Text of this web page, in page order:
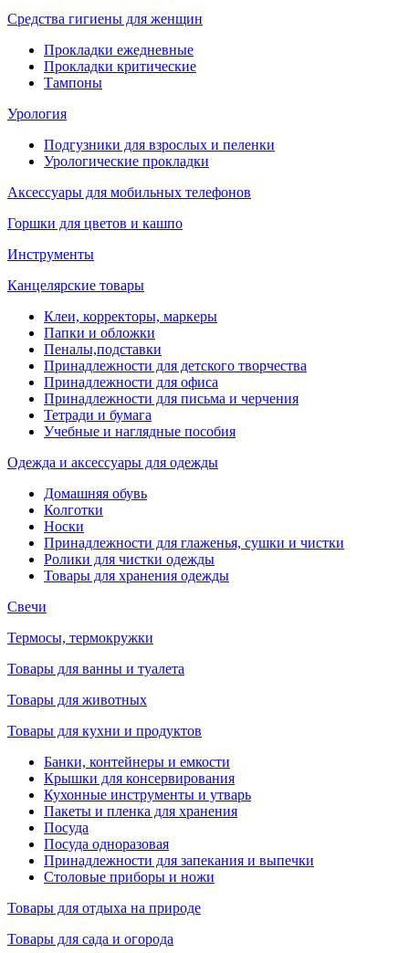
Средства гигиены для женщин
Прокладки ежедневные
Прокладки критические
Тампоны
Урология
Подгузники для взрослых и пеленки
Урологические прокладки
Аксессуары для мобильных телефонов
Горшки для цветов и кашпо
Инструменты
Канцелярские товары
Клеи, корректоры, маркеры
Папки и обложки
Пеналы,подставки
Принадлежности для детского творчества
Принадлежности для офиса
Принадлежности для письма и черчения
Тетради и бумага
Учебные и наглядные пособия
Одежда и аксессуары для одежды
Домашняя обувь
Колготки
Носки
Принадлежности для глаженья, сушки и чистки
Ролики для чистки одежды
Товары для хранения одежды
Свечи
Термосы, термокружки
Товары для ванны и туалета
Товары для животных
Товары для кухни и продуктов
Банки, контейнеры и емкости
Крышки для консервирования
Кухонные инструменты и утварь
Пакеты и пленка для хранения
Посуда
Посуда одноразовая
Принадлежности для запекания и выпечки
Столовые приборы и ножи
Товары для отдыха на природе
Товары для сада и огорода